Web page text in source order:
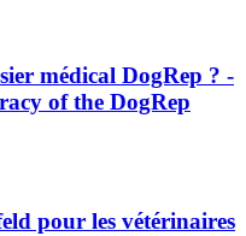
médical DogRep ? -
of the DogRep
pour les vétérinaires